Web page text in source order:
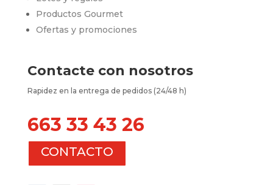
Productos Gourmet
Ofertas y promociones
Contacte con nosotros
Rapidez en la entrega de pedidos (24/48 h)
663 33 43 26
CONTACTO